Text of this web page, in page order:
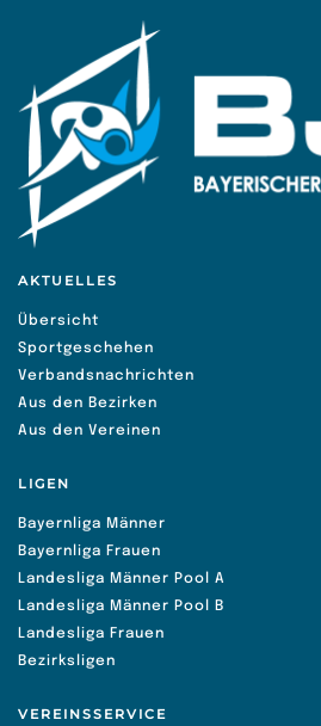
AKTUELLES
Übersicht
Sportgeschehen
Verbandsnachrichten
Aus den Bezirken
Aus den Vereinen
LIGEN
Bayernliga Männer
Bayernliga Frauen
Landesliga Männer Pool A
Landesliga Männer Pool B
Landesliga Frauen
Bezirksligen
VEREINSSERVICE